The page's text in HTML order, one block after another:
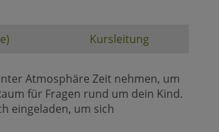
Kursleitung
Atmosphäre Zeit nehmen, um
für Fragen rund um dein Kind.
eingeladen, um sich